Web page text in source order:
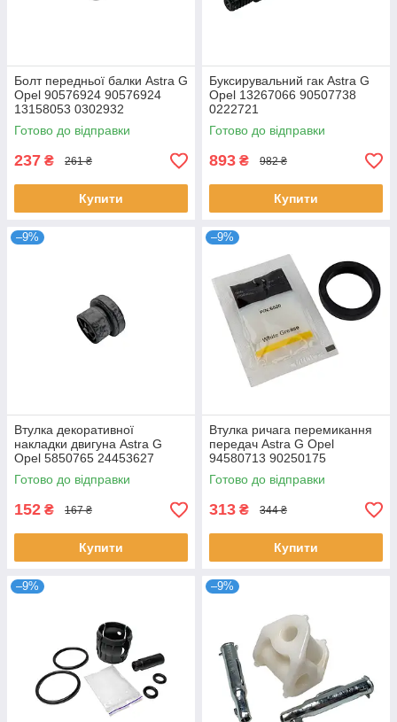
Болт передньої балки Astra G
Opel 90576924 90576924
13158053 0302932
Готово до відправки
237 ₴ 261 ₴
Купити
Буксирувальний гак Astra G
Opel 13267066 90507738
0222721
Готово до відправки
893 ₴ 982 ₴
Купити
–9%
Втулка декоративної
накладки двигуна Astra G
Opel 5850765 24453627
Готово до відправки
152 ₴ 167 ₴
Купити
–9%
Втулка ричага перемикання
передач Astra G Opel
94580713 90250175
Готово до відправки
313 ₴ 344 ₴
Купити
–9% –9%